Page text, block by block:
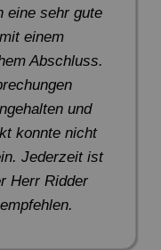
eine sehr gute
einem
Abschluss.
und
konnte nicht
Jederzeit ist
Herr Ridder